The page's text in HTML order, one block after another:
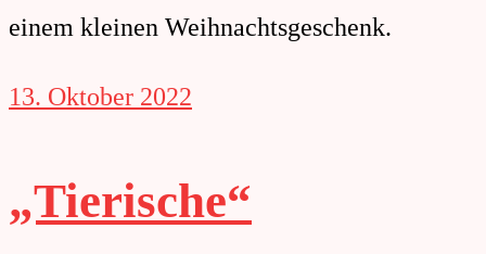
einem kleinen Weihnachtsgeschenk.
13. Oktober 2022
„Tierische“